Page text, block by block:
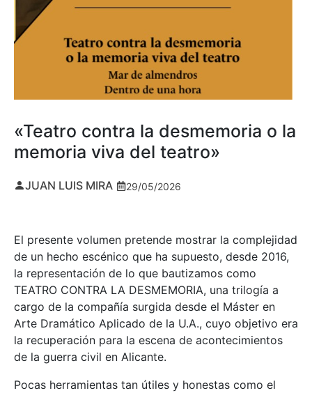
«Teatro contra la desmemoria o la
memoria viva del teatro»
JUAN LUIS MIRA 29/05/2026
El presente volumen pretende mostrar la complejidad
de un hecho escénico que ha supuesto, desde 2016,
la representación de lo que bautizamos como
TEATRO CONTRA LA DESMEMORIA, una trilogía a
cargo de la compañía surgida desde el Máster en
Arte Dramático Aplicado de la U.A., cuyo objetivo era
la recuperación para la escena de acontecimientos
de la guerra civil en Alicante.
Pocas herramientas tan útiles y honestas como el